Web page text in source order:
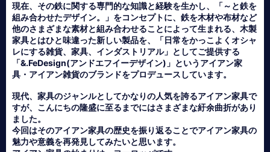
現在、その鉄に関する専門的な知識と経験を生かし、「～と鉄を
組み合わせたデザイン。」をコンセプトに、鉄を木材や布材など
他のさまざまな素材と組み合わせることによって生まれる、木製
家具とはひと味違った新しい製品を、「日常をかっこよくオシャ
レにする雑貨、家具、インダストリアル」としてご提供する
「&.FeDesign(アンドエフイーデザイン)」というアイアン家
具・アイアン雑貨のブランドをプロデュースしています。
現代、家具のジャンルとしてかなりの人気を誇るアイアン家具で
すが、こんにちの隆盛に至るまでにはさまざまな紆余曲折があり
ました。
今回はそのアイアン家具の歴史を振り返ることでアイアン家具の
魅力や意義を再発見してみたいと思います。